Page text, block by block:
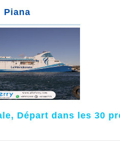
Piana
Départ dans les 30